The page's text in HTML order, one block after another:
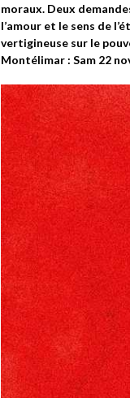
moraux. Deux
l’amour et le sens de
vertigineuse sur le
Montélimar : Sam 22